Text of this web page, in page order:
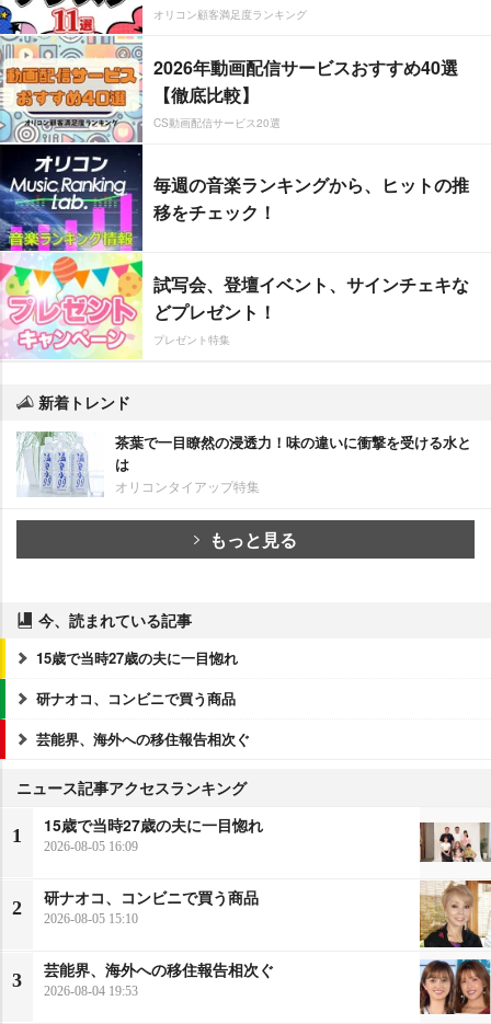
オリコン顧客満足度ランキング
2026年動画配信サービスおすすめ40選
【徹底比較】
CS動画配信サービス20選
毎週の音楽ランキングから、ヒットの推
移をチェック！
試写会、登壇イベント、サインチェキな
どプレゼント！
プレゼント特集
新着トレンド
茶葉で一目瞭然の浸透力！味の違いに衝撃を受ける水と
は
オリコンタイアップ特集
もっと見る
今、読まれている記事
15歳で当時27歳の夫に一目惚れ
研ナオコ、コンビニで買う商品
芸能界、海外への移住報告相次ぐ
ニュース記事アクセスランキング
1
15歳で当時27歳の夫に一目惚れ
2026-08-05 16:09
2
研ナオコ、コンビニで買う商品
2026-08-05 15:10
3
芸能界、海外への移住報告相次ぐ
2026-08-04 19:53